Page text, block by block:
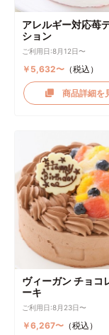
アレルギー対応苺
ション
ご利用日:8月12日〜
￥5,632〜（税込）
商品詳細を
ヴィーガン チョコ
ーキ
ご利用日:8月23日〜
￥6,267〜（税込）